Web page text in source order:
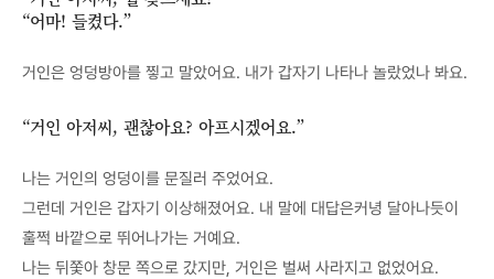
“어마! 들켰다.”
거인은 엉덩방아를 찧고 말았어요. 내가 갑자기 나타나 놀랐었나 봐요.
“거인 아저씨, 괜찮아요? 아프시겠어요.”
나는 거인의 엉덩이를 문질러 주었어요.
그런데 거인은 갑자기 이상해졌어요. 내 말에 대답은커녕 달아나듯이
훌쩍 바깥으로 뛰어나가는 거예요.
나는 뒤쫓아 창문 쪽으로 갔지만, 거인은 벌써 사라지고 없었어요.